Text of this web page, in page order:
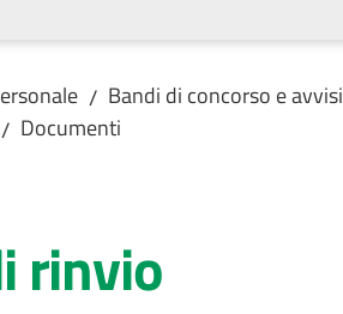
/ Bandi di concorso e avvisi
/ Documenti
rinvio